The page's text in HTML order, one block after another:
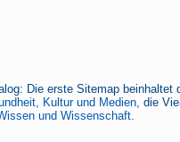
Die erste Sitemap beinhaltet
Kultur und Medien, die
und Wissenschaft.